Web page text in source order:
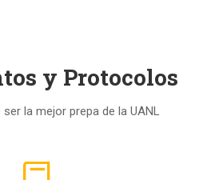
y Protocolos
la mejor prepa de la UANL